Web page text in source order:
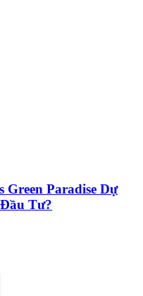
Green Paradise Dự
Tư?